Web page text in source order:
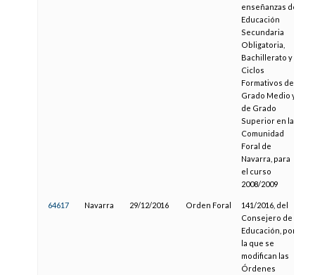
enseñanzas de
Educación
Secundaria
Obligatoria,
Bachillerato y
Ciclos
Formativos de
Grado Medio y
de Grado
Superior en la
Comunidad
Foral de
Navarra, para
el curso
2008/2009
64617 Navarra 29/12/2016 Orden Foral
141/2016, del
Consejero de
Educación, por
la que se
modifican las
Órdenes